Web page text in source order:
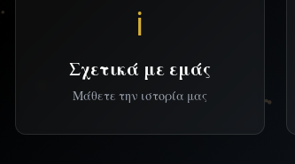
ℹ️
Σχετικά με εμάς
Μάθετε την ιστορία μας